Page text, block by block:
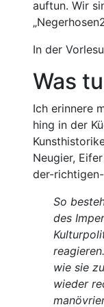
auftun. Wir
In der
Was
Ich erinnere
hing in der
Neugier,
der-
So
des
wie sie
wieder